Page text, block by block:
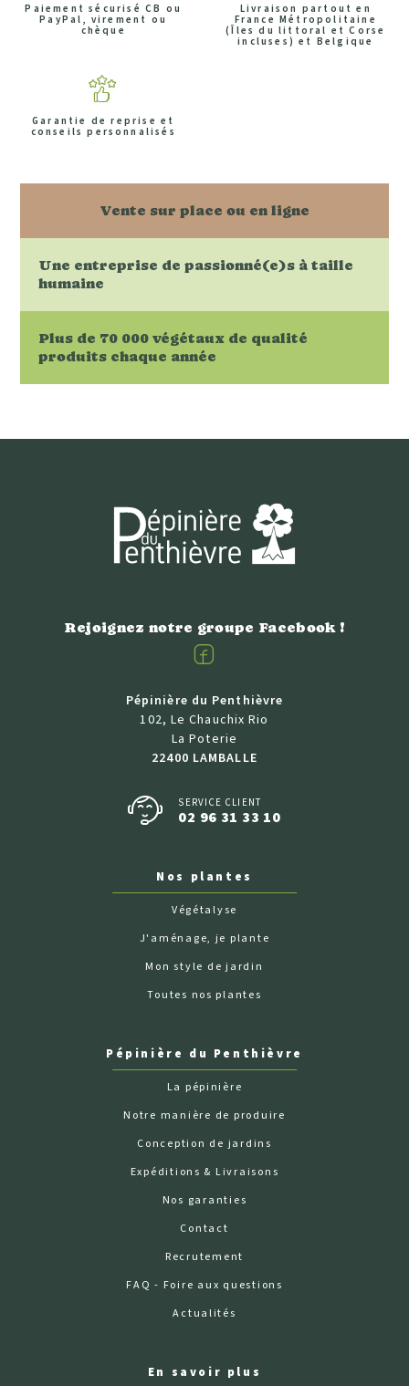
Paiement sécurisé CB ou
PayPal, virement ou
chèque
Livraison partout en
France Métropolitaine
(Îles du littoral et Corse
incluses) et Belgique
Garantie de reprise et
conseils personnalisés
Vente sur place ou en ligne
Une entreprise de passionné(e)s à taille
humaine
Plus de 70 000 végétaux de qualité
produits chaque année
Rejoignez notre groupe Facebook !
Facebook
Pépinière du Penthièvre
102, Le Chauchix Rio
La Poterie
22400 LAMBALLE
SERVICE CLIENT
02 96 31 33 10
Nos plantes
Végétalyse
J'aménage, je plante
Mon style de jardin
Toutes nos plantes
Pépinière du Penthièvre
La pépinière
Notre manière de produire
Conception de jardins
Expéditions & Livraisons
Nos garanties
Contact
Recrutement
FAQ - Foire aux questions
Actualités
En savoir plus